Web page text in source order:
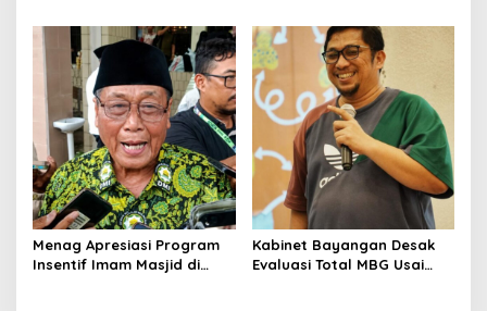
yang Layak
Menag Apresiasi Program
Insentif Imam Masjid di
Kabinet Bayangan Desak
Evaluasi Total MBG Usai